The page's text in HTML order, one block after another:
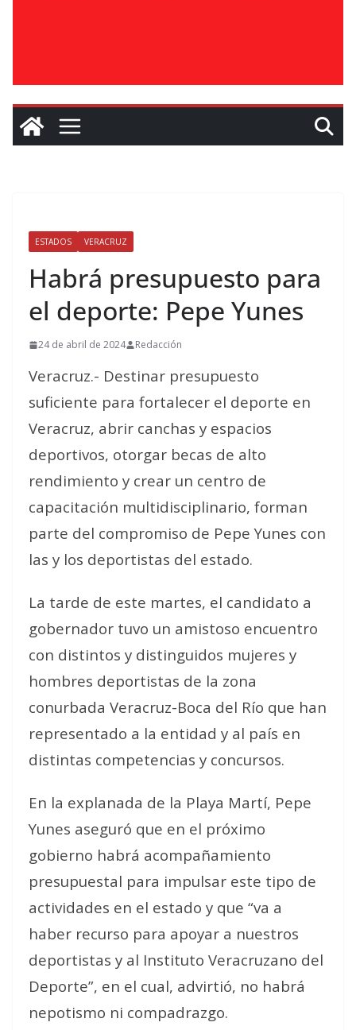
ESTADOS VERACRUZ
Habrá presupuesto para
el deporte: Pepe Yunes
24 de abril de 2024 Redacción
Veracruz.- Destinar presupuesto
suficiente para fortalecer el deporte en
Veracruz, abrir canchas y espacios
deportivos, otorgar becas de alto
rendimiento y crear un centro de
capacitación multidisciplinario, forman
parte del compromiso de Pepe Yunes con
las y los deportistas del estado.
La tarde de este martes, el candidato a
gobernador tuvo un amistoso encuentro
con distintos y distinguidos mujeres y
hombres deportistas de la zona
conurbada Veracruz-Boca del Río que han
representado a la entidad y al país en
distintas competencias y concursos.
En la explanada de la Playa Martí, Pepe
Yunes aseguró que en el próximo
gobierno habrá acompañamiento
presupuestal para impulsar este tipo de
actividades en el estado y que “va a
haber recurso para apoyar a nuestros
deportistas y al Instituto Veracruzano del
Deporte”, en el cual, advirtió, no habrá
nepotismo ni compadrazgo.